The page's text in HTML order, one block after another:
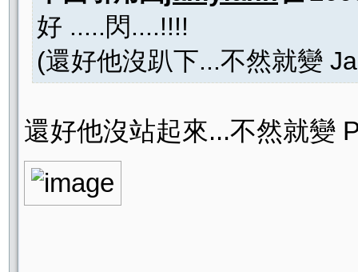
好 .....閃....!!!!
(還好他沒趴下...不然就變
還好他沒站起來...不然就變